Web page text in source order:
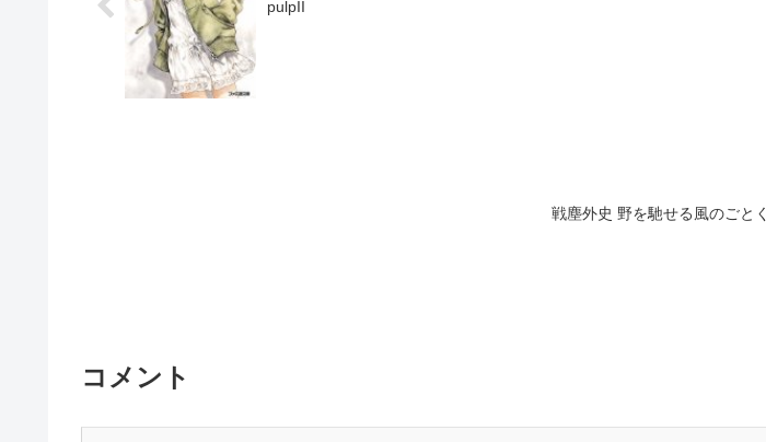
pulpII
戦塵外史 野を馳せる風のごとく
コメント